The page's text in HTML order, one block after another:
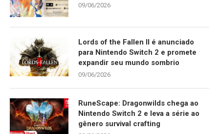
09/06/2026
Lords of the Fallen II é anunciado
para Nintendo Switch 2 e promete
expandir seu mundo sombrio
09/06/2026
RuneScape: Dragonwilds chega ao
Nintendo Switch 2 e leva a série ao
gênero survival crafting